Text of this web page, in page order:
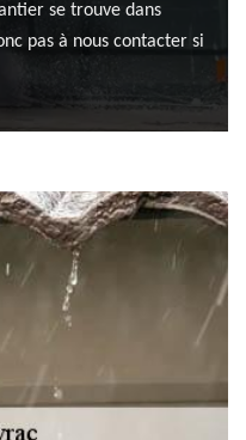
se trouve dans
pas à nous contacter si